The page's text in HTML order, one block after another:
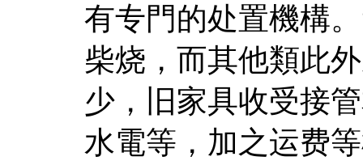
有专門的处置機構
柴烧，而其他類此
少，旧家具收受接
水電等，加之运费